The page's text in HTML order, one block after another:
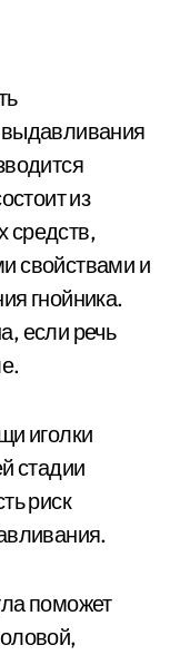
из
средств,
свойствами и
гнойника.
если речь
иголки
стадии
риск
поможет